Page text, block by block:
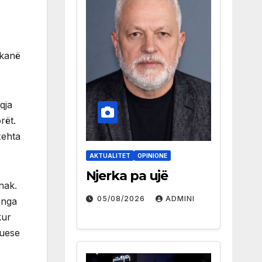
AKTUALITET OPINIONE
Njerka pa ujë
05/08/2026 ADMINI